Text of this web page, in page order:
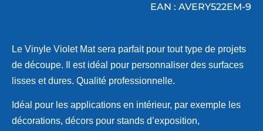
EAN : AVERY522EM-9
Le Vinyle Violet Mat sera parfait pour tout type de projets
de découpe. Il est idéal pour personnaliser des surfaces
lisses et dures. Qualité professionnelle.
Idéal pour les applications en intérieur, par exemple les
décorations, décors pour stands d’exposition,